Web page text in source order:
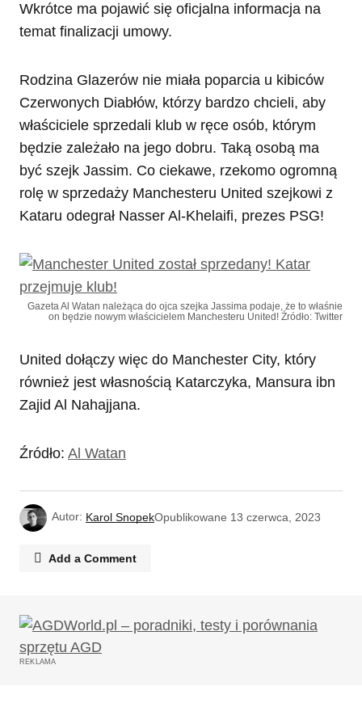
Wkrótce ma pojawić się oficjalna informacja na
temat finalizacji umowy.
Rodzina Glazerów nie miała poparcia u kibiców
Czerwonych Diabłów, którzy bardzo chcieli, aby
właściciele sprzedali klub w ręce osób, którym
będzie zależało na jego dobru. Taką osobą ma
być szejk Jassim. Co ciekawe, rzekomo ogromną
rolę w sprzedaży Manchesteru United szejkowi z
Kataru odegrał Nasser Al-Khelaifi, prezes PSG!
Gazeta Al Watan należąca do ojca szejka Jassima podaje, że to właśnie
on będzie nowym właścicielem Manchesteru United! Źródło: Twitter
United dołączy więc do Manchester City, który
również jest własnością Katarczyka, Mansura ibn
Zajid Al Nahajjana.
Źródło: Al Watan
Autor: Karol SnopekOpublikowane 13 czerwca, 2023
Add a Comment
Twój adres email nie zostanie opublikowany.
Wymagane pola są oznaczone
REKLAMA